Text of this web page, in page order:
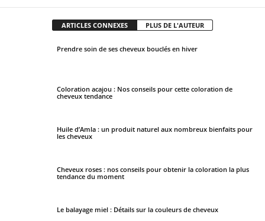
ARTICLES CONNEXES PLUS DE L'AUTEUR
Prendre soin de ses cheveux bouclés en hiver
Coloration acajou : Nos conseils pour cette coloration de
cheveux tendance
Huile d’Amla : un produit naturel aux nombreux bienfaits pour
les cheveux
Cheveux roses : nos conseils pour obtenir la coloration la plus
tendance du moment
Le balayage miel : Détails sur la couleurs de cheveux